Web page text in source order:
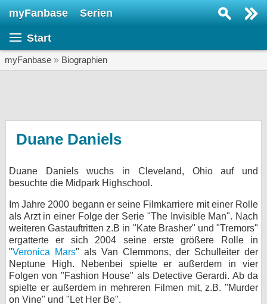
myFanbase Serien
Start
myFanbase » Biographien
Duane Daniels
Duane Daniels wuchs in Cleveland, Ohio auf und
besuchte die Midpark Highschool.
Im Jahre 2000 begann er seine Filmkarriere mit einer Rolle
als Arzt in einer Folge der Serie "The Invisible Man". Nach
weiteren Gastauftritten z.B in "Kate Brasher" und "Tremors"
ergatterte er sich 2004 seine erste größere Rolle in
"Veronica Mars" als Van Clemmons, der Schulleiter der
Neptune High. Nebenbei spielte er außerdem in vier
Folgen von "Fashion House" als Detective Gerardi. Ab da
spielte er außerdem in mehreren Filmen mit, z.B. "Murder
on Vine" und "Let Her Be".
KULTUR
SERVICE
Gewinnspiele
Forum
bei X